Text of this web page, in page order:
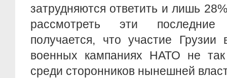
затрудняются ответить и лишь
рассмотреть эти
получается, что участие
военных кампаниях НАТО не
среди сторонников нынешней